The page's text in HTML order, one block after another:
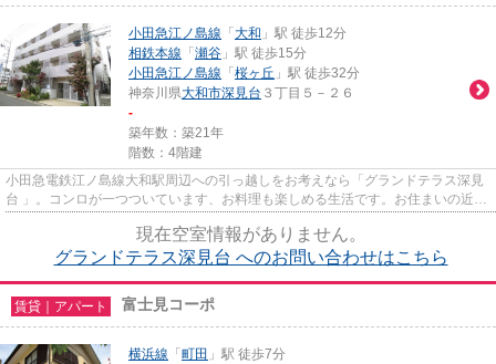
小田急江ノ島線 「 大和 」駅 徒歩12分
相鉄本線 「 瀬谷 」駅 徒歩15分
小田急江ノ島線 「 桜ヶ丘 」駅 徒歩32分
神奈川県大和市深見台 ３丁目５－２６
-
築年数：築21年
階数：4階建
小田急電鉄江ノ島線大和駅周辺への引っ越しをお考えなら「グランドテラス深見
台 」。コンロが一つついています、お料理も楽しめる生活です。お住まいの近く
現在空室情報がありません。
グランドテラス深見台 へのお問い合わせはこちら
賃貸｜アパート 富士見コーポ
横浜線 「 町田 」駅 徒歩7分